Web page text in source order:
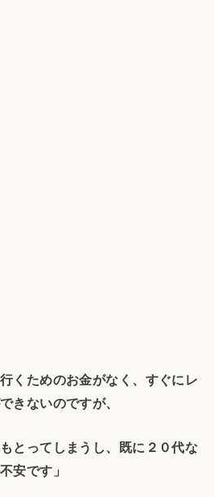
くためのお金がなく、すぐにレ
きないのですが、
とってしまうし、既に２０代な
安です」